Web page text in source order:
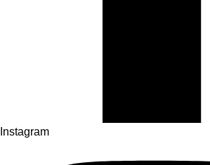
Instagram